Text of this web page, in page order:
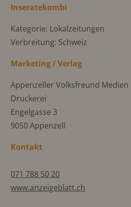
Inseratekombi
Kategorie: Lokalzeitungen
Verbreitung: Schweiz
Marketing / Verlag
Appenzeller Volksfreund Medien
Druckerei
Engelgasse 3
9050 Appenzell
Kontakt
071 788 50 20
www.anzeigeblatt.ch